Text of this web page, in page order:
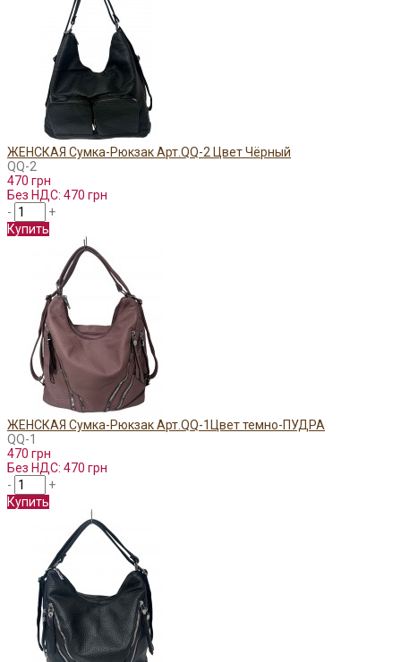
ЖЕНСКАЯ Сумка-Рюкзак Арт.QQ-2 Цвет Чёрный
QQ-2
470 грн
Без НДС: 470 грн
-
+
Купить
ЖЕНСКАЯ Сумка-Рюкзак Арт.QQ-1Цвет темно-ПУДРА
QQ-1
470 грн
Без НДС: 470 грн
-
+
Купить